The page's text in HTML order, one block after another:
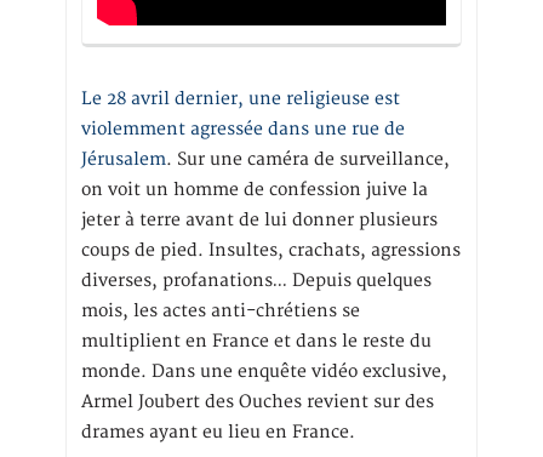
Le 28 avril dernier, une religieuse est
violemment agressée dans une rue de
Jérusalem. Sur une caméra de surveillance,
on voit un homme de confession juive la
jeter à terre avant de lui donner plusieurs
coups de pied. Insultes, crachats, agressions
diverses, profanations… Depuis quelques
mois, les actes anti-chrétiens se
multiplient en France et dans le reste du
monde. Dans une enquête vidéo exclusive,
Armel Joubert des Ouches revient sur des
drames ayant eu lieu en France.